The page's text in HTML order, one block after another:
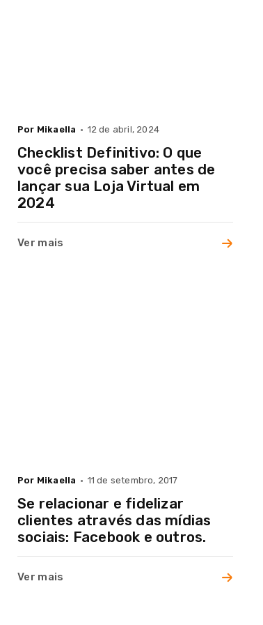
Por Mikaella 12 de abril, 2024
Checklist Definitivo: O que
você precisa saber antes de
lançar sua Loja Virtual em
2024
Ver mais
Por Mikaella 11 de setembro, 2017
Se relacionar e fidelizar
clientes através das mídias
sociais: Facebook e outros.
Ver mais